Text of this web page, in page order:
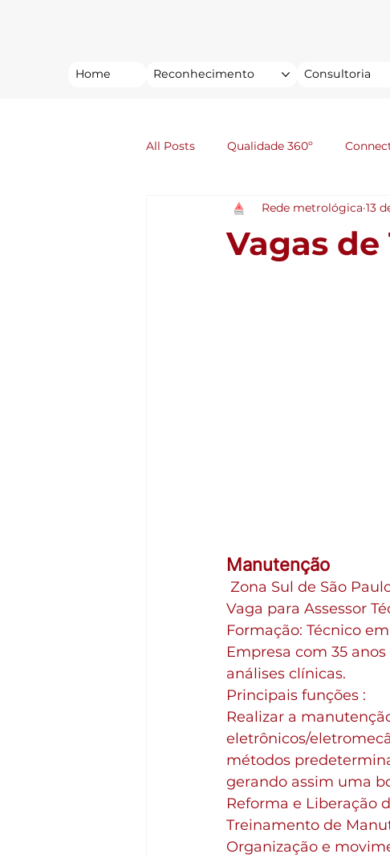
Home Reconhecimento Consultoria
All Posts Qualidade 360º
Vagas
Rede metrológica 13
Manutenção
Zona Sul de São
Vaga para Assessor
Formação: Técnico
Empresa com 35
análises clínicas.
Principais funções :
Realizar a
eletrônicos/
métodos
gerando assim uma
Reforma e Liberação
Treinamento de
Organização e